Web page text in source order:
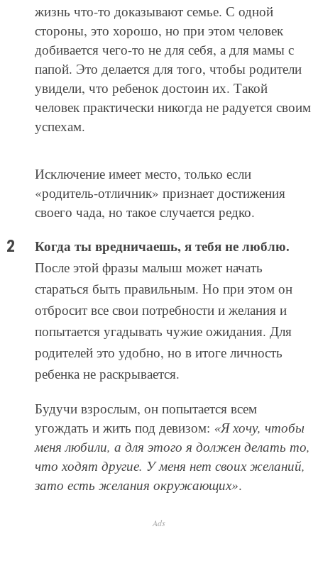
жизнь что-то доказывают семье. С одной
стороны, это хорошо, но при этом человек
добивается чего-то не для себя, а для мамы с
папой. Это делается для того, чтобы родители
увидели, что ребенок достоин их. Такой
человек практически никогда не радуется своим
успехам.
Исключение имеет место, только если
«родитель-отличник» признает достижения
своего чада, но такое случается редко.
Когда ты вредничаешь, я тебя не люблю.
После этой фразы малыш может начать
стараться быть правильным. Но при этом он
отбросит все свои потребности и желания и
попытается угадывать чужие ожидания. Для
родителей это удобно, но в итоге личность
ребенка не раскрывается.
Будучи взрослым, он попытается всем
угождать и жить под девизом: «Я хочу, чтобы
меня любили, а для этого я должен делать то,
что ходят другие. У меня нет своих желаний,
зато есть желания окружающих».
Ads